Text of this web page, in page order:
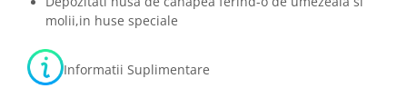
molii,in huse speciale
Informatii Suplimentare